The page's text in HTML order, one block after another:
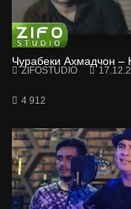
Чурабеки Ахмадчон –
ZIFOSTUDIO
4 912